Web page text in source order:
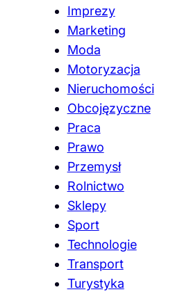
Imprezy
Marketing
Moda
Motoryzacja
Nieruchomości
Obcojęzyczne
Praca
Prawo
Przemysł
Rolnictwo
Sklepy
Sport
Technologie
Transport
Turystyka